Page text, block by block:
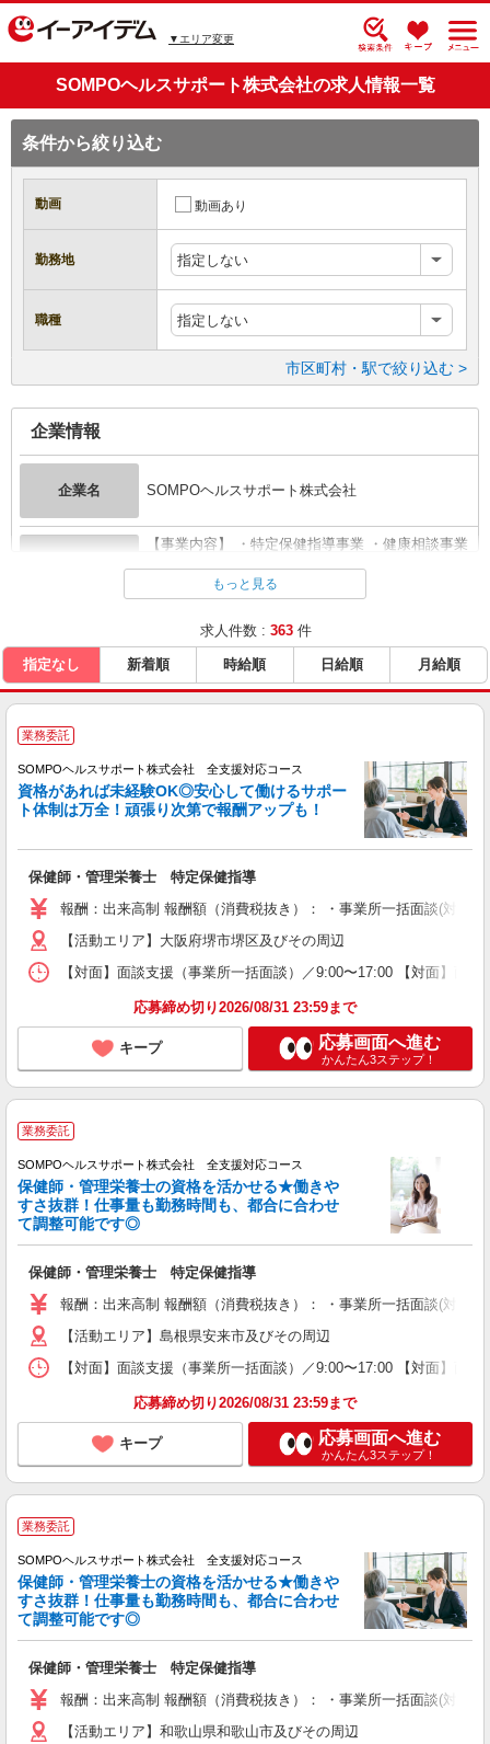
▼エリア変更
SOMPOヘルスサポート株式会社の求人情報一覧
条件から絞り込む
動画 動画あり
勤務地 指定しない
職種 指定しない
市区町村・駅で絞り込む >
企業情報
企業名 SOMPOヘルスサポート株式会社
【事業内容】 ・特定保健指導事業 ・健康相談事業
https://www.sompo-hs.co.jp/recruit/
もっと見る
求人件数 : 363 件
指定なし 新着順 時給順 日給順 月給順
業務委託
SOMPOヘルスサポート株式会社 全支援対応コース
資格があれば未経験OK◎安心して働けるサポー
ト体制は万全！頑張り次第で報酬アップも！
保健師・管理栄養士 特定保健指導
報酬：出来高制 報酬額（消費税抜き）： ・事業所一括面談(対
【活動エリア】大阪府堺市堺区及びその周辺
【対面】面談支援（事業所一括面談）／9:00〜17:00 【対面】面
応募締め切り2026/08/31 23:59まで
キープ 応募画面へ進む
かんたん3ステップ！
業務委託
SOMPOヘルスサポート株式会社 全支援対応コース
保健師・管理栄養士の資格を活かせる★働きや
すさ抜群！仕事量も勤務時間も、都合に合わせ
て調整可能です◎
保健師・管理栄養士 特定保健指導
報酬：出来高制 報酬額（消費税抜き）： ・事業所一括面談(対
【活動エリア】島根県安来市及びその周辺
【対面】面談支援（事業所一括面談）／9:00〜17:00 【対面】面
応募締め切り2026/08/31 23:59まで
キープ 応募画面へ進む
かんたん3ステップ！
業務委託
SOMPOヘルスサポート株式会社 全支援対応コース
保健師・管理栄養士の資格を活かせる★働きや
すさ抜群！仕事量も勤務時間も、都合に合わせ
て調整可能です◎
保健師・管理栄養士 特定保健指導
報酬：出来高制 報酬額（消費税抜き）： ・事業所一括面談(対
【活動エリア】和歌山県和歌山市及びその周辺